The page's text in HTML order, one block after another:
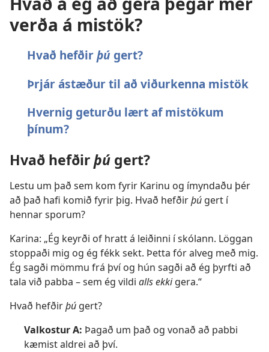
verða á mistök?
Hvað hefðirþú gert?
Þrjár ástæður til að viðurkenna mistök
Hvernig geturðu lært af mistökum
þínum?
Hvað hefðirþú gert?
Lestu um það sem kom fyrir Karinu og ímyndaðu þér
að það hafi komið fyrir þig. Hvað hefðirþú gert í
hennar sporum?
Karina: „Ég keyrði of hratt á leiðinni í skólann. Löggan
stoppaði mig og ég fékk sekt. Þetta fór alveg með mig.
Ég sagði mömmu frá því og hún sagði að ég þyrfti að
tala við pabba – sem ég vildi alls ekkigera.“
Hvað hefðirþú gert?
Valkostur A: Þagað um það og vonað að pabbi
kæmist aldrei að því.